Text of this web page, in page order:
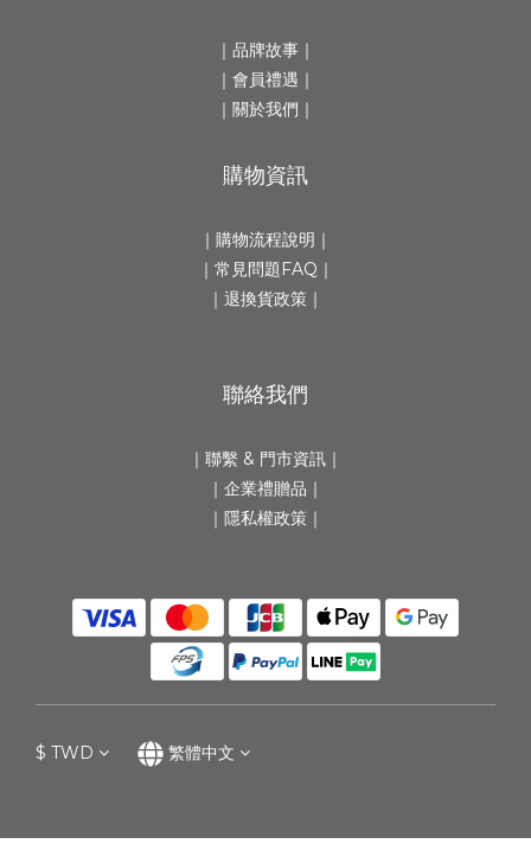
｜ 品牌故事 ｜
｜會員禮遇｜
｜ 關於我們 ｜
購物資訊
｜ 購物流程說明 ｜
｜ 常見問題FAQ ｜
｜ 退換貨政策 ｜
聯絡我們
｜ 聯繫 & 門市資訊 ｜
｜ 企業禮贈品 ｜
｜隱私權政策｜
$ TWD 繁體中文